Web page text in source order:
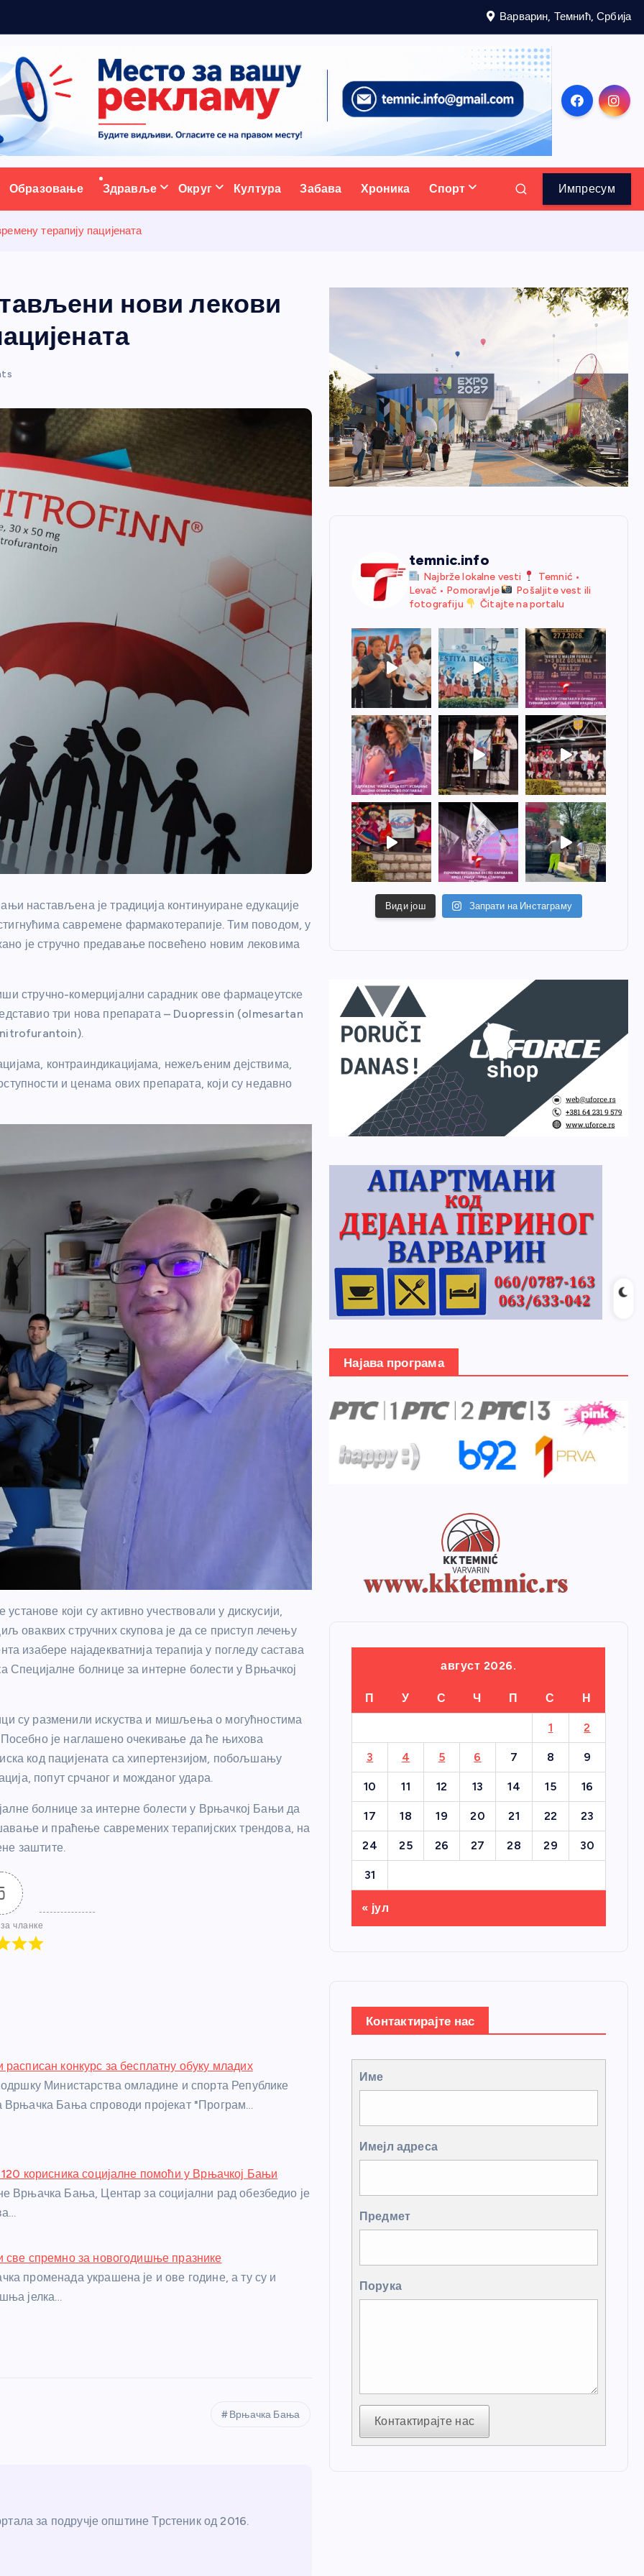
Варварин, Темнић, Србија
портал
Образовање Здравље Округ Култура Забава Хроника Спорт Импресум
терапију пацијената
нови лекови
настављена је традиција континуиране едукације
савремене фармакотерапије. Тим поводом, у
је стручно предавање посвећено новим лековима
стручно-комерцијални сарадник ове фармацеутске
три нова препарата – Duopressin (olmesartan
контраиндикацијама, нежељеним дејствима,
и ценама ових препарата, који су недавно
који су активно учествовали у дискусији,
оваквих стручних скупова је да се приступ лечењу
изабере најадекватнија терапија у погледу састава
Специјалне болнице за интерне болести у Врњачкој
су разменили искуства и мишљења о могућностима
Посебно је наглашено очекивање да ће њихова
код пацијената са хипертензијом, побољшању
попут срчаног и можданог удара.
болнице за интерне болести у Врњачкој Бањи да
и праћење савремених терапијских трендова, на
заштите.
чланке
конкурс за бесплатну обуку младих
Министарства омладине и спорта Републике
Бања спроводи пројекат "Програм…
корисника социјалне помоћи у Врњачкој Бањи
Врњачка Бања, Центар за социјални рад обезбедио је
спремно за новогодишње празнике
променада украшена је и ове године, а ту су и
јелка…
Врњачка Бања
за подручје општине Трстеник од 2016.
temnic.info
Najbrže lokalne vesti
Temnić •
Levač • Pomoravlje
Pošaljite vest ili
fotografiju
Čitajte na portalu
Види још Запрати на Инстаграму
Најава програма
август 2026.
П У С Ч П С Н
1 2
3 4 5 6 7 8 9
10 11 12 13 14 15 16
17 18 19 20 21 22 23
24 25 26 27 28 29 30
31
« јул
Контактирајте нас
Име
Имејл адреса
Предмет
Порука
Контактирајте нас